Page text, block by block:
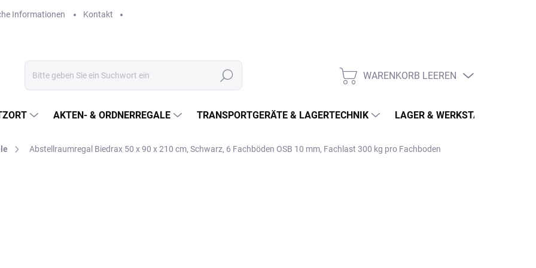
Informationen Kontakt
Suchen WARENKORB
WARENKORB LEEREN
AKTEN- & ORDNERREGALE TRANSPORTGERÄTE & LAGERTECHNIK LAGER & WERKSTATT
Abstellraumregal Biedrax 50 x 90 x 210 cm, Schwarz, 6 Fachböden OSB 10 mm, Fachlast 300 kg pro Fachboden